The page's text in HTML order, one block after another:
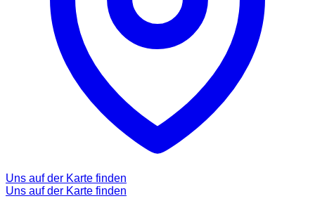
Uns auf der Karte finden
Uns auf der Karte finden